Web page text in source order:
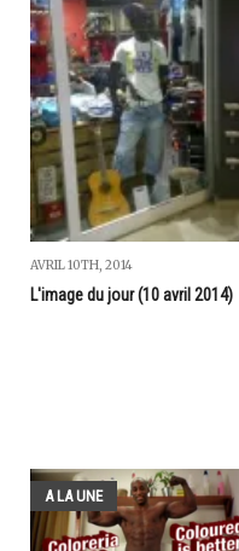
AVRIL 10TH, 2014
L'image du jour (10 avril 2014)
A LA UNE